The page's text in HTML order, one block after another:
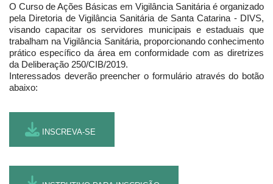
O Curso de Ações Básicas em Vigilância Sanitária é organizado
pela Diretoria de Vigilância Sanitária de Santa Catarina - DIVS,
visando capacitar os servidores municipais e estaduais que
trabalham na Vigilância Sanitária, proporcionando conhecimento
prático específico da área em conformidade com as diretrizes
da Deliberação 250/CIB/2019.
Interessados deverão preencher o formulário através do botão
abaixo:
INSCREVA-SE